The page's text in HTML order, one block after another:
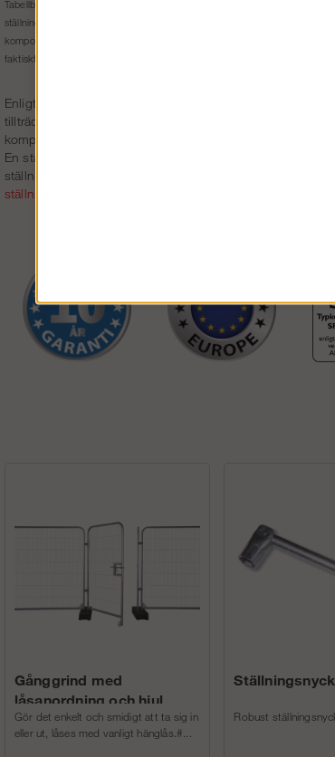
Tabellbeskrivning:
ställningspaketet.
komponenter i ställningspaketet kan vara tillverkade av annat material än
faktiskt tillåten bygghöjd, se Arbetsmiljöverket 2013:4.
är
Enligt Arbetsmiljöverkets krav (AFS 2013:4) skall
tillträdesled för att användas som arbetsplats. Vid
kompletteras med trapptorn. Detta finns att välja i valen
En ställning som ska användas av privatpersoner kan
ställningen däremot användas som arbetsplats så måste
ställningsbyggare
Gånggrind med
låsanordning och hjul
Gör det enkelt och smidigt att ta sig in
eller ut, låses med vanligt hänglås.#...
Robust